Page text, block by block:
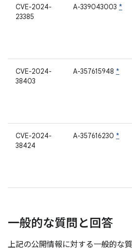
CVE-2024-
23385
A-339043003 *
CVE-2024-
38403
A-357615948 *
CVE-2024-
38424
A-357616230 *
一般的な質問と回答
上記の公開情報に対する一般的な